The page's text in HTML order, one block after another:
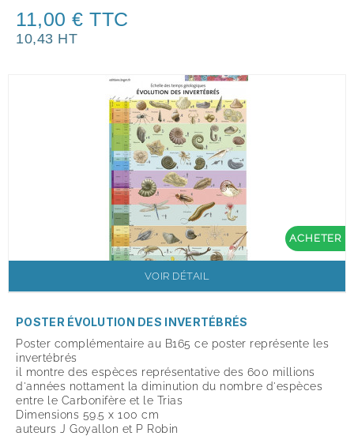
11,00 € TTC
10,43 HT
ACHETER
VOIR DÉTAIL
POSTER ÉVOLUTION DES INVERTÉBRÉS
Poster complémentaire au B165 ce poster représente les
invertébrés
il montre des espèces représentative des 600 millions
d'années nottament la diminution du nombre d'espèces
entre le Carbonifère et le Trias
Dimensions 59.5 x 100 cm
auteurs J Goyallon et P Robin